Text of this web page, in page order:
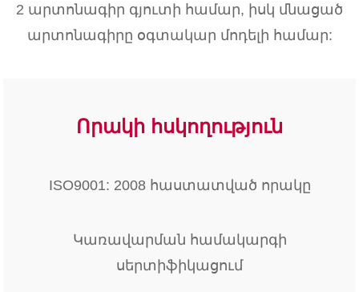
2 արտոնագիր գյուտի համար, իսկ մնացած
արտոնագիրը օգտակար մոդելի համար:
Որակի հսկողություն
ISO9001: 2008 հաստատված որակը
Կառավարման համակարգի
սերտիֆիկացում